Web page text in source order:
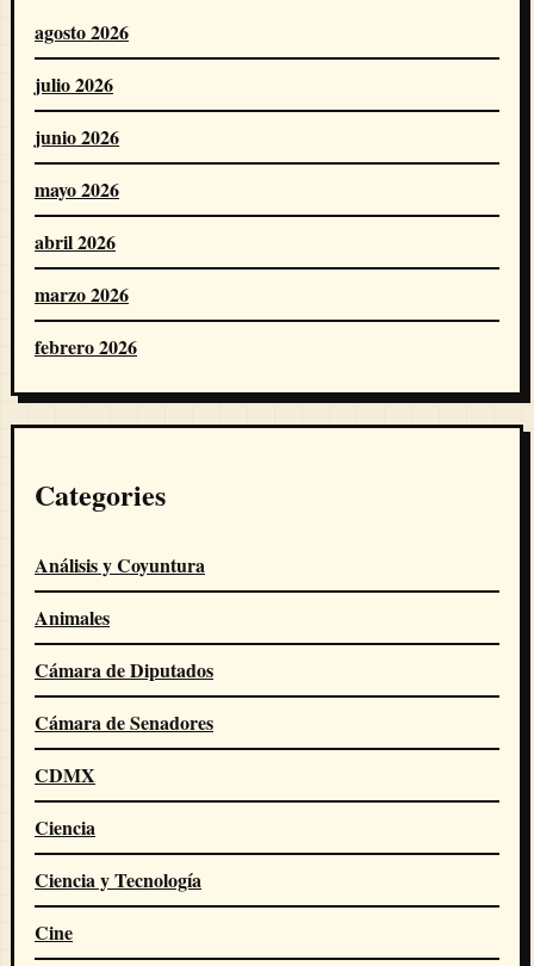
agosto 2026
julio 2026
junio 2026
mayo 2026
abril 2026
marzo 2026
febrero 2026
Categories
Análisis y Coyuntura
Animales
Cámara de Diputados
Cámara de Senadores
CDMX
Ciencia
Ciencia y Tecnología
Cine